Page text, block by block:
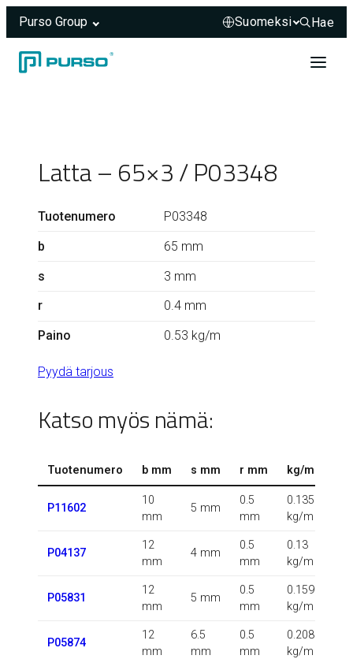
Purso Group
Hae
Hae
Latta – 65×3 / P03348
Tuotenumero
P03348
b
65 mm
s
3 mm
r
0.4 mm
Paino
0.53 kg/m
Pyydä tarjous
Katso myös nämä:
Tuotenumero b mm s mm r mm kg/m
P11602
10
mm
5 mm
0.5
mm
0.135
kg/m
P04137
12
mm
4 mm
0.5
mm
0.13
kg/m
P05831
12
mm
5 mm
0.5
mm
0.159
kg/m
P05874
12
mm
6.5
mm
0.5
mm
0.208
kg/m